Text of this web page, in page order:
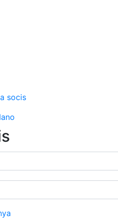
d'usuari
socis